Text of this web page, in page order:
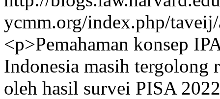
ycmm.org/index.php/
<p>Pemahaman konsep
Indonesia masih tergolong
oleh hasil survei PISA